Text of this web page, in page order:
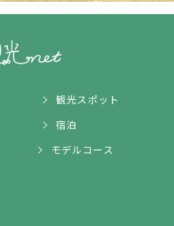
観光スポット
宿泊
モデルコース